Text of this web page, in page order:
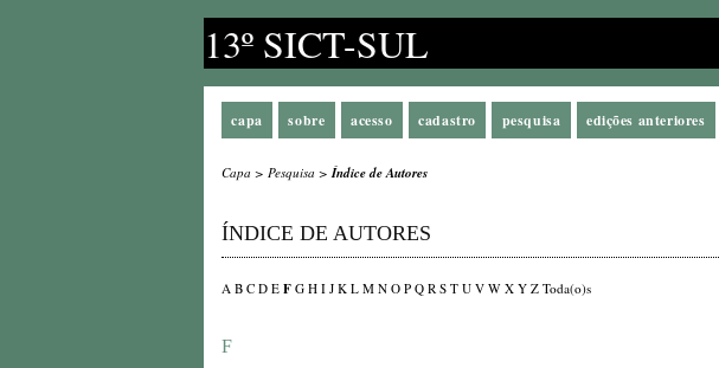
13º SICT-SUL
capa sobre acesso cadastro pesquisa edições anteriores
Capa > Pesquisa >Índice de Autores
ÍNDICE DE AUTORES
A B C D E F G H I J K L M N O P Q R S T U V W X Y Z Toda(o)s
F